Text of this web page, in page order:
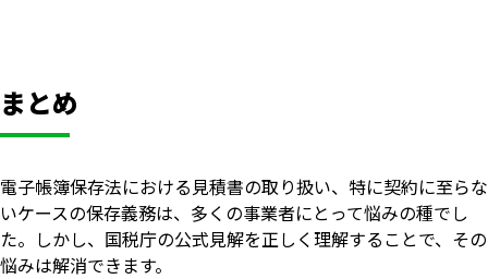
まとめ
電子帳簿保存法における見積書の取り扱い、特に契約に至らな
いケースの保存義務は、多くの事業者にとって悩みの種でし
た。しかし、国税庁の公式見解を正しく理解することで、その
悩みは解消できます。